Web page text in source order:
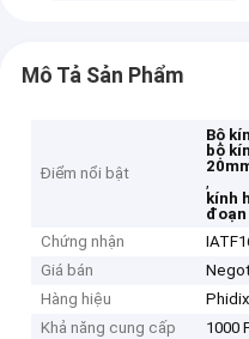
Mô Tả Sản Phẩm
Điểm nổi bật
Bộ
bộ
,
kính
Chứng nhận
Giá bán
Hàng hiệu
Phidix
Khả năng cung cấp
1000